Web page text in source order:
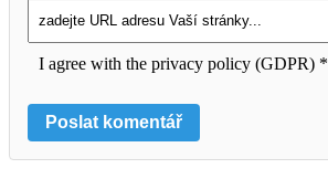
I agree with the privacy policy (GDPR) *